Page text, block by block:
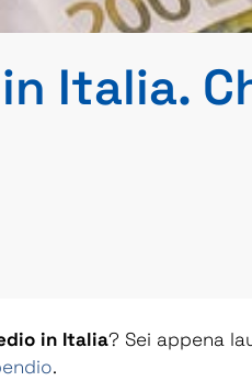
Italia.
in Italia? Sei appena
.